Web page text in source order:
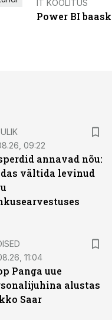
IT KOOLITUS
Power BI
09:22
annavad nõu:
vältida levinud
11:04
Panga uue
alustas
Saar